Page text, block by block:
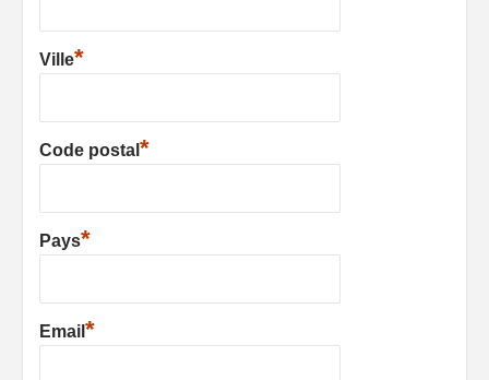
Ville*
Code postal *
Pays*
Email *